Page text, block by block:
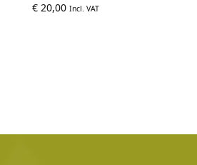
€ 20,00 Incl. VAT